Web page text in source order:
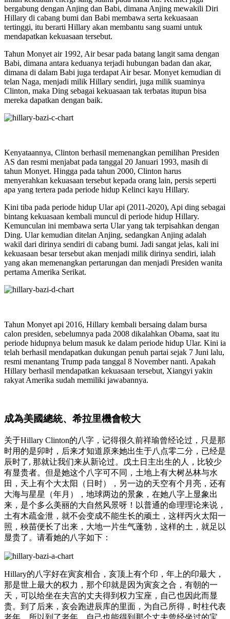
bergabung dengan Anjing dan Babi, dimana Anjing mewakili Diri
Hillary di cabang bumi dan Babi membawa serta kekuasaan
tertinggi, itu berarti Hillary akan membantu sang suami untuk
mendapatkan kekuasaan tersebut.
Tahun Monyet air 1992, Air besar pada batang langit sama dengan
Babi, dimana antara keduanya terjadi hubungan badan dan akar,
dimana di dalam Babi juga terdapat Air besar. Monyet kemudian di
telan Naga, menjadi milik Hillary sendiri, juga milik suaminya
Clinton, maka Ding sebagai kekuasaan tak terbatas itupun bisa
mereka dapatkan dengan baik.
Kenyataannya, Clinton berhasil memenangkan pemilihan Presiden
AS dan resmi menjabat pada tanggal 20 Januari 1993, masih di
tahun Monyet. Hingga pada tahun 2000, Clinton harus
menyerahkan kekuasaan tersebut kepada orang lain, persis seperti
apa yang tertera pada periode hidup Kelinci kayu Hillary.
Kini tiba pada periode hidup Ular api (2011-2020), Api ding sebagai
bintang kekuasaan kembali muncul di periode hidup Hillary.
Kemunculan ini membawa serta Ular yang tak terpisahkan dengan
Ding. Ular kemudian ditelan Anjing, sedangkan Anjing adalah
wakil dari dirinya sendiri di cabang bumi. Jadi sangat jelas, kali ini
kekuasaan besar tersebut akan menjadi milik dirinya sendiri, ialah
yang akan memenangkan pertarungan dan menjadi Presiden wanita
pertama Amerika Serikat.
Tahun Monyet api 2016, Hillary kembali bersaing dalam bursa
calon presiden, sebelumnya pada 2008 dikalahkan Obama, saat itu
periode hidupnya belum masuk ke dalam periode hidup Ular. Kini ia
telah berhasil mendapatkan dukungan penuh partai sejak 7 Juni lalu,
resmi menantang Trump pada tanggal 8 November nanti. Apakah
Hillary berhasil mendapatkan kekuasaan tersebut, Xiangyi yakin
rakyat Amerika sudah memiliki jawabannya.
成為美國總統、希拉里機會較大
关于Hillary Clinton的八字，记得很久前祥瑜曾经论过，只是那
时用的是卯时，后来才知道原来她出生于八点零二分，已经是
辰时了, 那就让我们来从新论过。戊土日主出生的人，比较少
有显贵者。但是她这个八字可不同，土地上有大树丛林与水
田，天上有个大太阳（日时），另一边的天空有个月亮，还有
大海与星星（年月），地球两边的景象，在她八字上显象出
来，是个多么美丽的大自然风景呀！以普通的命理理论来说，
土有木疏金泄，就不会变成不能生长的顽土，这样丙火太阳一
照，秧苗便长了出来，大地一片生气蓬勃，这样的土，就足以
显贵了。请看她的八字如下：
Hillary的八字好在寅亥相合，亥顶上有个印，年上的印最大，
那是世上最大的权力，那个印就是因为寅亥之合，有朝的一
天，可以给坐在夫宫的丈夫得到权力宝座，自己也因此而显
贵。到了后来，亥会跑进辰库的里面，为自己所得，时柱代表
老年，所以到了老年，自己也能得到那个丈夫曾经坐过的宝